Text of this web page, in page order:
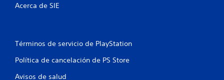
Acerca de SIE
Términos de servicio de PlayStation
Política de cancelación de PS Store
Avisos de salud